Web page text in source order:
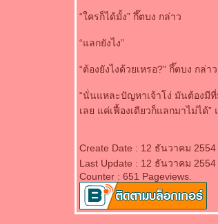
“ใครก็ได้มั้ง” กึ๊ตบง กล่าว
“แลกยังไง”
“ต้องยังไงด้วยเหรอ?” กึ๊ตบง กล่าว
“นั่นแหละปัญหาเจ้าโง่ มันต้องมี
เลย แค่เฟื้องเดียวก็แลกมาไม่ได้”
Create Date : 12 ธันวาคม 2554
Last Update : 12 ธันวาคม 2554
Counter : 651 Pageviews.